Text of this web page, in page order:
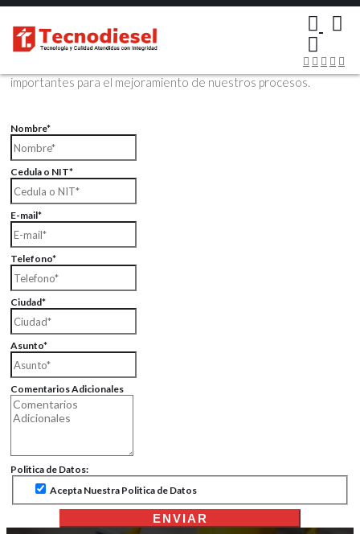
Contáctenos Vía Email
Envíenos sus datos con sus comentarios, sus opiniones son muy
importantes para el mejoramiento de nuestros procesos.
Nombre*
Cedula o NIT*
E-mail*
Telefono*
Ciudad*
Asunto*
Comentarios Adicionales
Politica de Datos:
Acepta Nuestra Politica de Datos
ENVIAR